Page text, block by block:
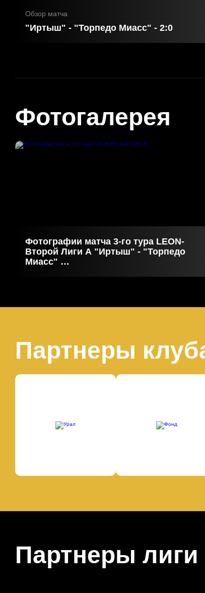
Обзор матча
"Иртыш" - "Торпедо Миасс" - 2:0
Фотогалерея
Фотографии матча 3-го тура LEON-
Второй Лиги А "Иртыш" - "Торпедо
Миасс"
Партнеры
Партнеры лиги